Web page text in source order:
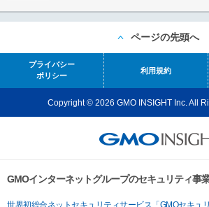
ページの先頭へ
プライバシー
ポリシー
利用規約
Copyright © 2026 GMO INSIGHT Inc. All
GMOインターネットグループのセキュリティ事